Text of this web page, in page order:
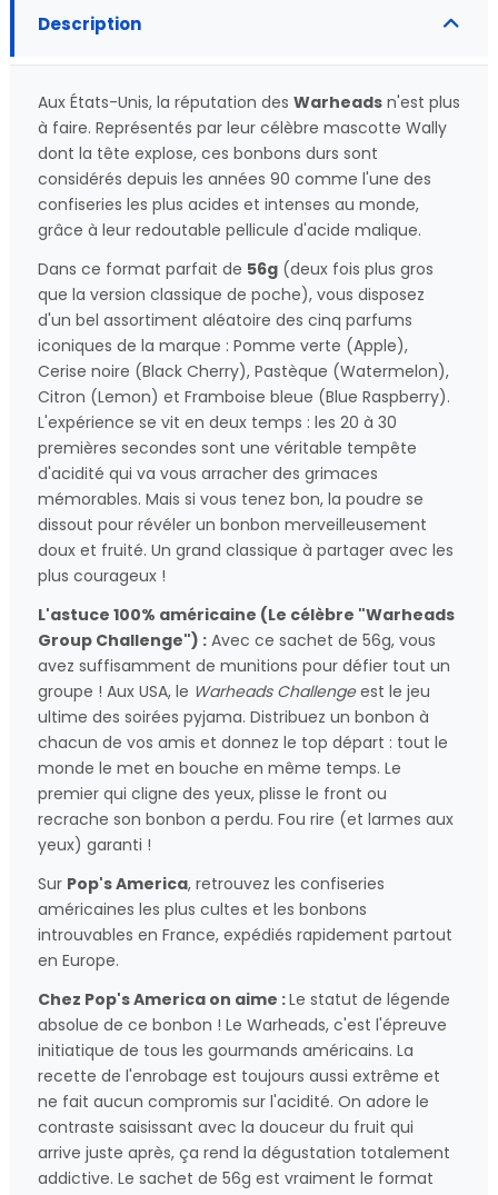
Description
Aux États-Unis, la réputation des Warheads n'est plus
à faire. Représentés par leur célèbre mascotte Wally
dont la tête explose, ces bonbons durs sont
considérés depuis les années 90 comme l'une des
confiseries les plus acides et intenses au monde,
grâce à leur redoutable pellicule d'acide malique.
Dans ce format parfait de 56g (deux fois plus gros
que la version classique de poche), vous disposez
d'un bel assortiment aléatoire des cinq parfums
iconiques de la marque : Pomme verte (Apple),
Cerise noire (Black Cherry), Pastèque (Watermelon),
Citron (Lemon) et Framboise bleue (Blue Raspberry).
L'expérience se vit en deux temps : les 20 à 30
premières secondes sont une véritable tempête
d'acidité qui va vous arracher des grimaces
mémorables. Mais si vous tenez bon, la poudre se
dissout pour révéler un bonbon merveilleusement
doux et fruité. Un grand classique à partager avec les
plus courageux !
L'astuce 100% américaine (Le célèbre "Warheads
Group Challenge") : Avec ce sachet de 56g, vous
avez suffisamment de munitions pour défier tout un
groupe ! Aux USA, le Warheads Challengeest le jeu
ultime des soirées pyjama. Distribuez un bonbon à
chacun de vos amis et donnez le top départ : tout le
monde le met en bouche en même temps. Le
premier qui cligne des yeux, plisse le front ou
recrache son bonbon a perdu. Fou rire (et larmes aux
yeux) garanti !
Sur Pop's America, retrouvez les confiseries
américaines les plus cultes et les bonbons
introuvables en France, expédiés rapidement partout
en Europe.
Chez Pop's America on aime :Le statut de légende
absolue de ce bonbon ! Le Warheads, c'est l'épreuve
initiatique de tous les gourmands américains. La
recette de l'enrobage est toujours aussi extrême et
ne fait aucun compromis sur l'acidité. On adore le
contraste saisissant avec la douceur du fruit qui
arrive juste après, ça rend la dégustation totalement
addictive. Le sachet de 56g est vraiment le format